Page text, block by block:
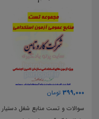
399,000 تومان
سوالات و تست منابع شغل دستیار